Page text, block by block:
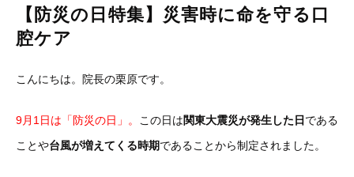
【防災の日特集】災害時に命を守る口
腔ケア
こんにちは。院長の栗原です。
9月1日は「防災の日」。 この日は関東大震災が発生した日 である
ことや台風が増えてくる時期であることから制定されました。